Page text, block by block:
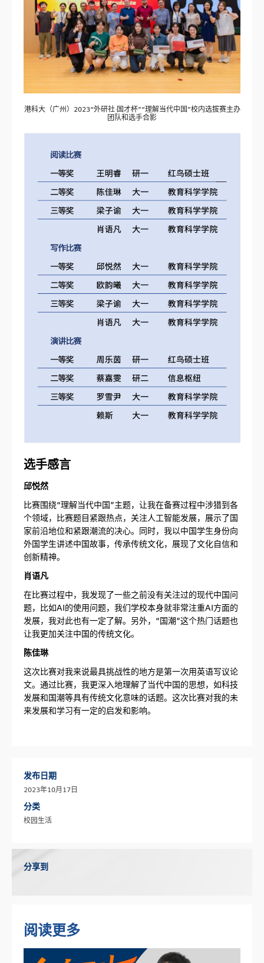
港科大（广州）2023“外研社·国才杯”“理解当代中国”校内选拔赛主办
团队和选手合影
选手感言
邱悦然
比赛围绕“理解当代中国”主题，让我在备赛过程中涉猎到各
个领域，比赛题目紧跟热点，关注人工智能发展，展示了国
家前沿地位和紧跟潮流的决心。同时，我以中国学生身份向
外国学生讲述中国故事，传承传统文化，展现了文化自信和
创新精神。
肖语凡
在比赛过程中，我发现了一些之前没有关注过的现代中国问
题，比如AI的使用问题，我们学校本身就非常注重AI方面的
发展，我对此也有一定了解。另外，“国潮”这个热门话题也
让我更加关注中国的传统文化。
陈佳琳
这次比赛对我来说最具挑战性的地方是第一次用英语写议论
文。通过比赛，我更深入地理解了当代中国的思想，如科技
发展和国潮等具有传统文化意味的话题。这次比赛对我的未
来发展和学习有一定的启发和影响。
发布日期
2023年10月17日
分类
校园生活
分享到
阅读更多